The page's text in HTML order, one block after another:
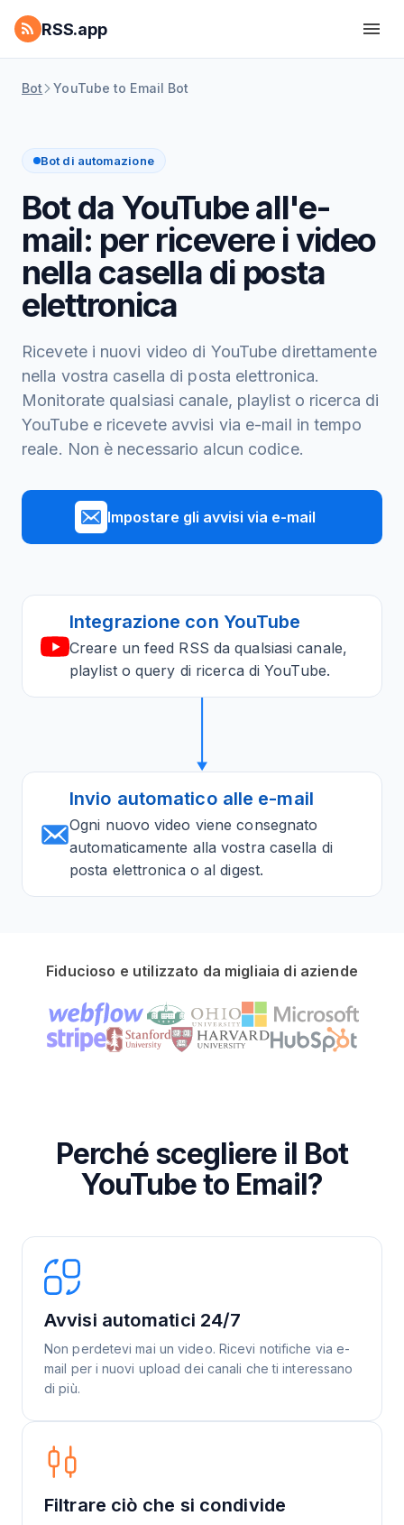
RSS.app
Bot YouTube to Email Bot
Bot di automazione
Bot da YouTube all'e-
mail: per ricevere i video
nella casella di posta
elettronica
Ricevete i nuovi video di YouTube direttamente
nella vostra casella di posta elettronica.
Monitorate qualsiasi canale, playlist o ricerca di
YouTube e ricevete avvisi via e-mail in tempo
reale. Non è necessario alcun codice.
Impostare gli avvisi via e-mail
Integrazione con YouTube
Creare un feed RSS da qualsiasi canale,
playlist o query di ricerca di YouTube.
Invio automatico alle e-mail
Ogni nuovo video viene consegnato
automaticamente alla vostra casella di
posta elettronica o al digest.
Fiducioso e utilizzato da migliaia di aziende
Perché scegliere il Bot
YouTube to Email?
Avvisi automatici 24/7
Non perdetevi mai un video. Ricevi notifiche via e-
mail per i nuovi upload dei canali che ti interessano
di più.
Filtrare ciò che si condivide